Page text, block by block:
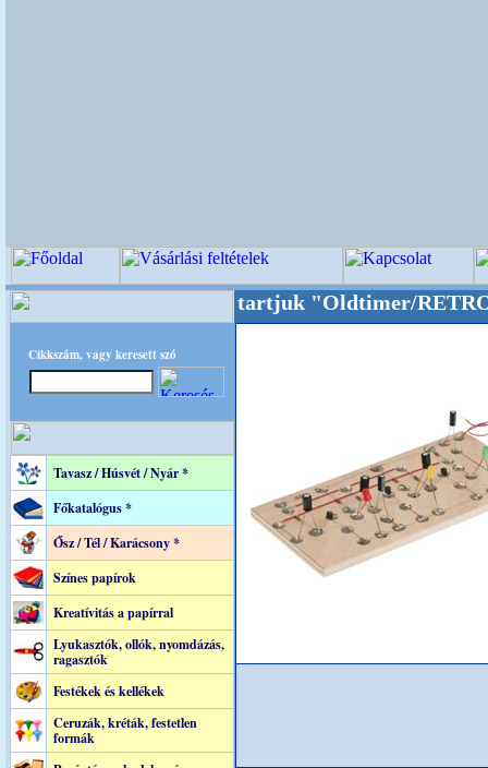
Cikkszám, vagy keresett szó
Tavasz / Húsvét / Nyár *
Főkatalógus *
Ősz / Tél / Karácsony *
Színes papírok
Kreatívitás a papírral
Lyukasztók, ollók, nyomdázás,
ragasztók
Festékek és kellékek
Ceruzák, kréták, festetlen
formák
akarattal tartjuk "Oldtimer/RETRO"